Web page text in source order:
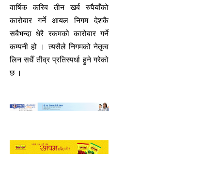
वार्षिक करिब तीन खर्ब रुपैयाँको
कारोबार गर्ने आयल निगम देशकै
सबैभन्दा धेरै रकमको कारोबार गर्ने
कम्पनी हो । त्यसैले निगमको नेतृत्व
लिन सधैँ तीव्र प्रतिस्पर्धा हुने गरेको
छ ।